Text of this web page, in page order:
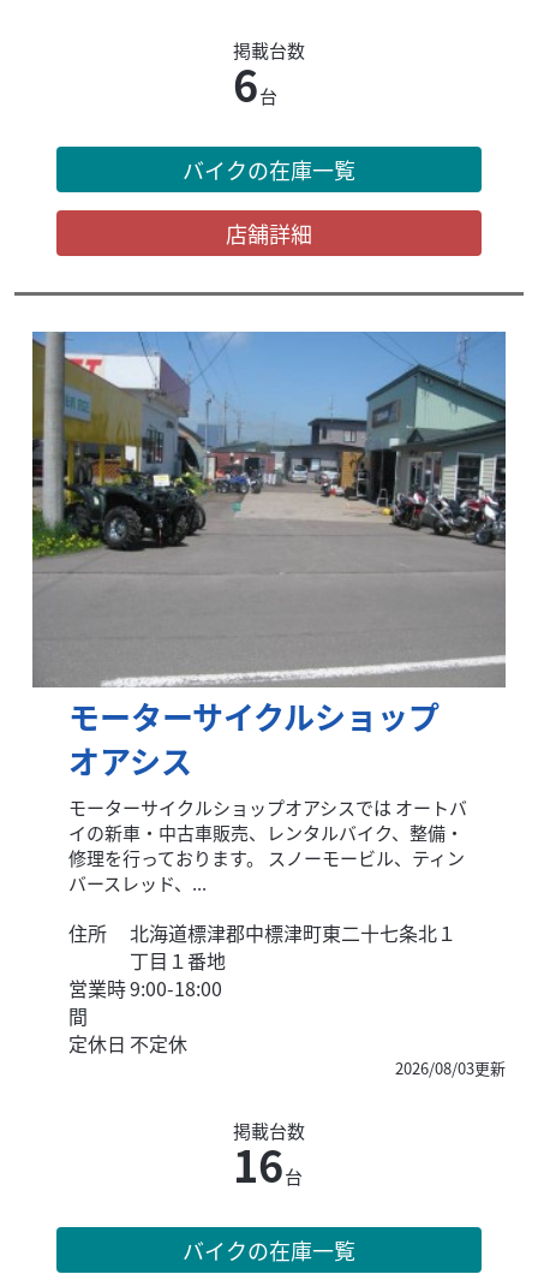
掲載台数
6台
バイクの在庫一覧
店舗詳細
モーターサイクルショップ
オアシス
モーターサイクルショップオアシスでは オートバ
イの新車・中古車販売、レンタルバイク、整備・
修理を行っております。 スノーモービル、ティン
バースレッド、...
住所
北海道標津郡中標津町東二十七条北１
丁目１番地
営業時
間
9:00-18:00
定休日 不定休
2026/08/03更新
掲載台数
16台
バイクの在庫一覧